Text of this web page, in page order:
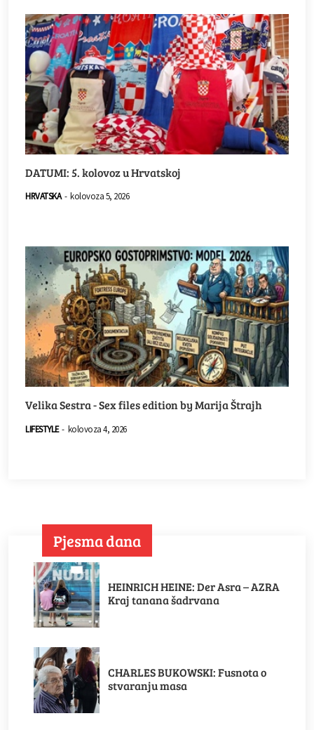
DATUMI: 5. kolovoz u Hrvatskoj
HRVATSKA - kolovoza 5, 2026
Velika Sestra - Sex files edition by Marija Štrajh
LIFESTYLE - kolovoza 4, 2026
Pjesma dana
HEINRICH HEINE: Der Asra – AZRA
Kraj tanana šadrvana
CHARLES BUKOWSKI: Fusnota o
stvaranju masa